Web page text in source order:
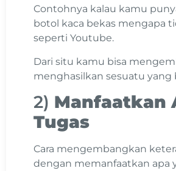
Contohnya kalau kamu
botol kaca bekas mengapa
seperti Youtube.
Dari situ kamu bisa
menghasilkan sesuatu yang
2) Manfaatkan
Tugas
Cara mengembangkan
dengan memanfaatkan apa